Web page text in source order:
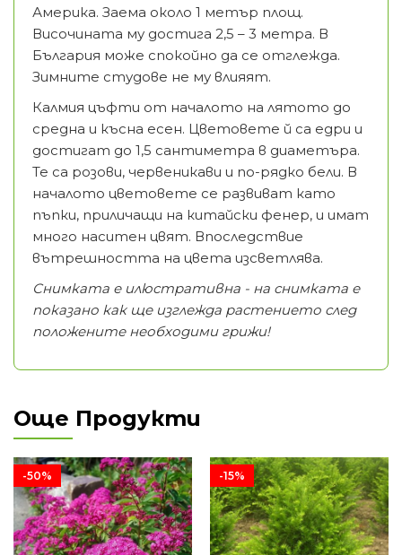
Америка. Заема около 1 метър площ.
Височината му достига 2,5 – 3 метра. В
България може спокойно да се отглежда.
Зимните студове не му влияят.
Калмия цъфти от началото на лятото до
средна и късна есен. Цветовете й са едри и
достигат до 1,5 сантиметра в диаметъра.
Те са розови, червеникави и по-рядко бели. В
началото цветовете се развиват като
пъпки, приличащи на китайски фенер, и имат
много наситен цвят. Впоследствие
вътрешността на цвета изсветлява.
Снимката е илюстративна - на снимката е
показано как ще изглежда растението след
положените необходими грижи!
Още Продукти
-50% -15%